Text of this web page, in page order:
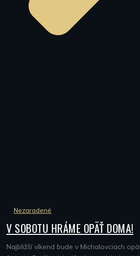
Nezaradené
V SOBOTU HRÁME OPÄŤ DOMA!
Najbližší víkend bude v Michalovciach